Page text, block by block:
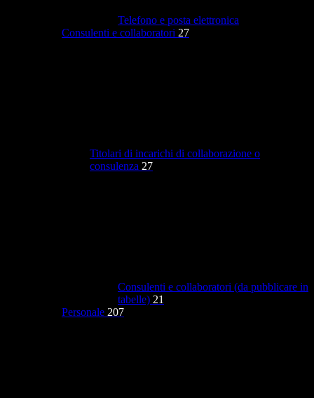
Telefono e posta elettronica
Consulenti e collaboratori 27
Titolari di incarichi di collaborazione o
consulenza 27
Consulenti e collaboratori (da pubblicare in
tabelle) 21
Personale 207